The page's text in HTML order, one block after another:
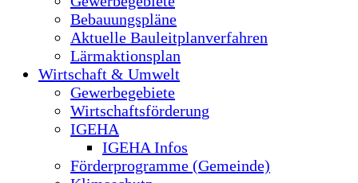
Bebauungspläne
Aktuelle Bauleitplanverfahren
Lärmaktionsplan
Wirtschaft & Umwelt
Gewerbegebiete
Wirtschaftsförderung
IGEHA
IGEHA Infos
Förderprogramme (Gemeinde)